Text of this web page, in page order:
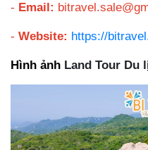
- Email:
- Website: https://
Hình ảnh Land Tour Du